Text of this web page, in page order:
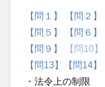
【問１】 【問２】
【問５】
【問６】
【問９】
【問10】
【問13】
【問14】
・法令上の制限